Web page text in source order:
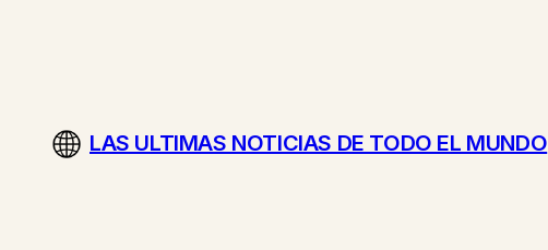
LAS ULTIMAS NOTICIAS DE TODO EL MUNDO